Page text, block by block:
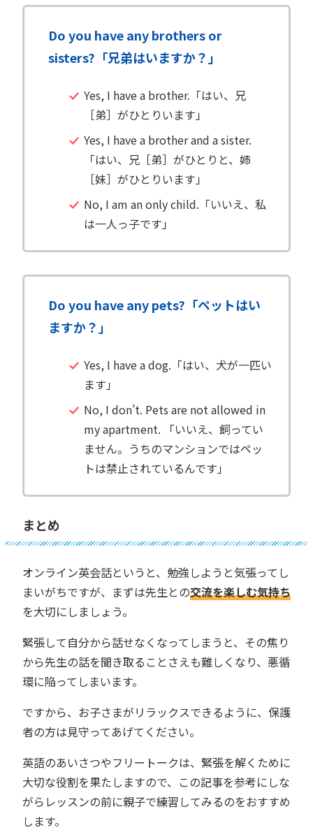
Do you have any brothers or
sisters?「兄弟はいますか？」
Yes, I have a brother.「はい、兄
［弟］がひとりいます」
Yes, I have a brother and a sister.
「はい、兄［弟］がひとりと、姉
［妹］がひとりいます」
No, I am an only child.「いいえ、私
は一人っ子です」
Do you have any pets?「ペットはい
ますか？」
Yes, I have a dog.「はい、犬が一匹い
ます」
No, I don’t. Pets are not allowed in
my apartment. 「いいえ、飼ってい
ません。うちのマンションではペッ
トは禁止されているんです」
まとめ
オンライン英会話というと、勉強しようと気張ってし
まいがちですが、まずは先生との交流を楽しむ気持ち
を大切にしましょう。
緊張して自分から話せなくなってしまうと、その焦り
から先生の話を聞き取ることさえも難しくなり、悪循
環に陥ってしまいます。
ですから、お子さまがリラックスできるように、保護
者の方は見守ってあげてください。
英語のあいさつやフリートークは、緊張を解くために
大切な役割を果たしますので、この記事を参考にしな
がらレッスンの前に親子で練習してみるのをおすすめ
します。